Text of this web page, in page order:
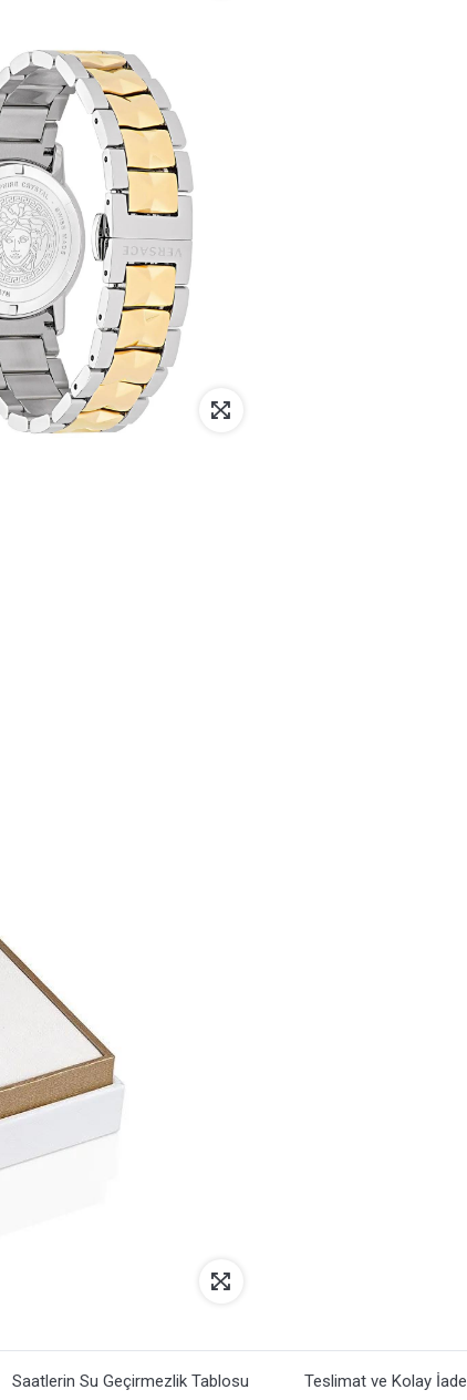
Saatlerin Su Geçirmezlik Tablosu Teslimat ve Kolay İade